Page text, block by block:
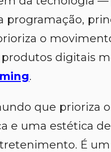
programação,
o
digitais
.
que prioriza
e uma estética
É